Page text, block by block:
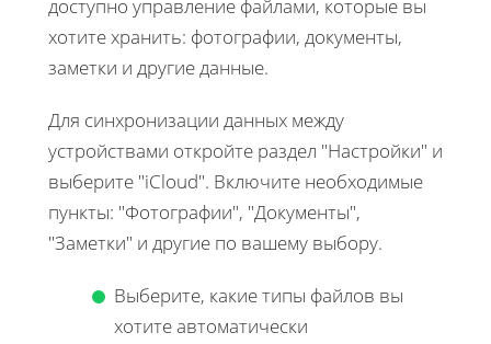
доступно управление файлами, которые вы
хотите хранить: фотографии, документы,
заметки и другие данные.
Для синхронизации данных между
устройствами откройте раздел "Настройки" и
выберите "iCloud". Включите необходимые
пункты: "Фотографии", "Документы",
"Заметки" и другие по вашему выбору.
Выберите, какие типы файлов вы
хотите автоматически